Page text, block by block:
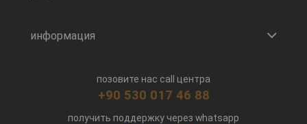
информация
позовите нас call центра
+90 530 017 46 88
получить поддержку через whatsapp